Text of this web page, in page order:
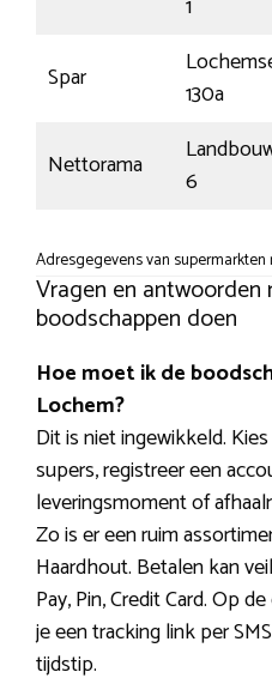
Spar
130a
Nettorama
6
Adresgegevens van
Vragen en antwoorden
boodschappen doen
Hoe moet ik de
Lochem?
Dit is niet ingewikkeld.
supers, registreer een
leveringsmoment of
Zo is er een ruim
Haardhout. Betalen kan
Pay, Pin, Credit Card. Op
je een tracking link per
tijdstip.